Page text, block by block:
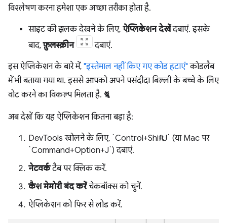
विश्लेषण करना हमेशा एक अच्छा तरीका होता है.
साइट की झलक देखने के लिए, ऐप्लिकेशन देखेंदबाएं. इसके
बाद,फ़ुलस्क्रीन दबाएं.
इस ऐप्लिकेशन के बारे में, "इस्तेमाल नहीं किए गए कोड हटाएं" कोडलैब
में भी बताया गया था. इससे आपको अपने पसंदीदा बिल्ली के बच्चे के लिए
वोट करने का विकल्प मिलता है. 🐈
अब देखें कि यह ऐप्लिकेशन कितना बड़ा है:
DevTools खोलने के लिए, `Control+Shift+J` (या Mac पर
`Command+Option+J`) दबाएं.
नेटवर्कटैब पर क्लिक करें.
कैश मेमोरी बंद करेंचेकबॉक्स को चुनें.
ऐप्लिकेशन को फिर से लोड करें.